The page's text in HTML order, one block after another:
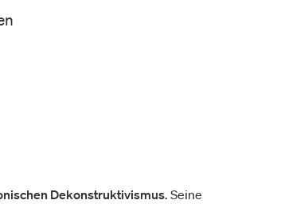
Dekonstruktivismus. Seine